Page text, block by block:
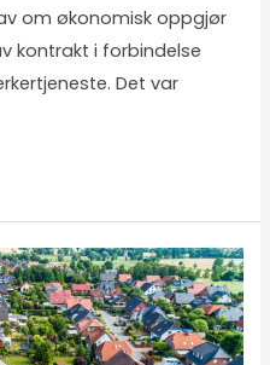
om økonomisk oppgjør
kontrakt i forbindelse
Det var